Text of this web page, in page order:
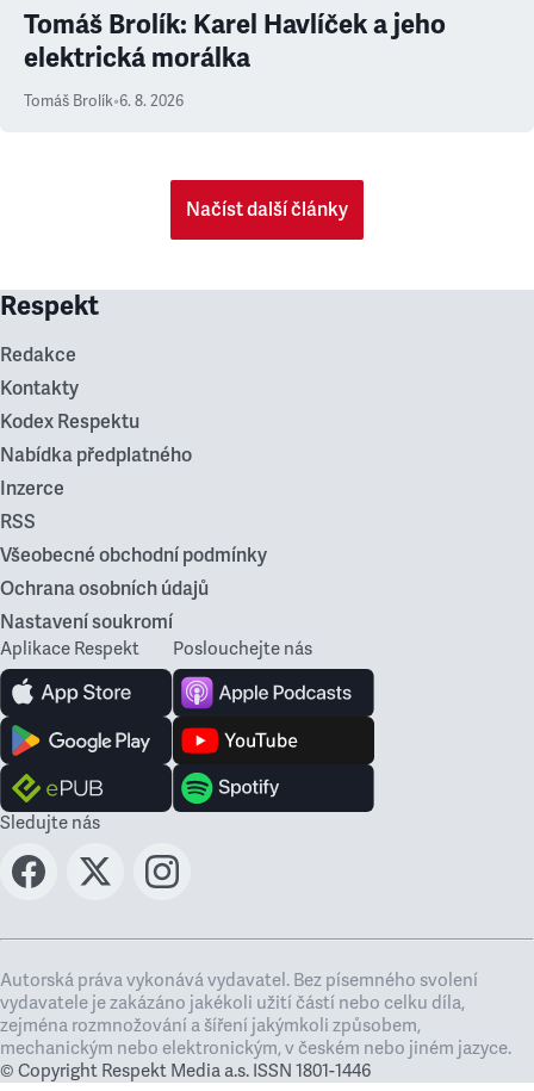
Tomáš Brolík: Karel Havlíček a jeho
elektrická morálka
Tomáš Brolík•6. 8. 2026
Načíst další články
Respekt
Redakce
Kontakty
Kodex Respektu
Nabídka předplatného
Inzerce
RSS
Všeobecné obchodní podmínky
Ochrana osobních údajů
Nastavení soukromí
Aplikace Respekt Poslouchejte nás
Sledujte nás
Autorská práva vykonává vydavatel. Bez písemného svolení
vydavatele je zakázáno jakékoli užití částí nebo celku díla,
zejména rozmnožování a šíření jakýmkoli způsobem,
mechanickým nebo elektronickým, v českém nebo jiném jazyce.
© Copyright Respekt Media a.s. ISSN 1801-1446